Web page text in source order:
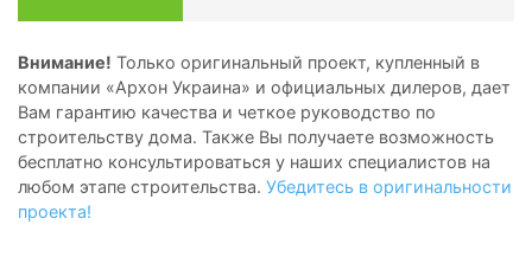
Внимание! Только оригинальный проект, купленный в
компании «Архон Украина» и официальных дилеров, дает
Вам гарантию качества и четкое руководство по
строительству дома. Также Вы получаете возможность
бесплатно консультироваться у наших специалистов на
любом этапе строительства. Убедитесь в оригинальности
проекта!